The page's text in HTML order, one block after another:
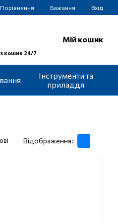
Порівняння Бажання Вхід
кошик 24/7
Мій кошик
Інструменти та
приладдя
Відображення: